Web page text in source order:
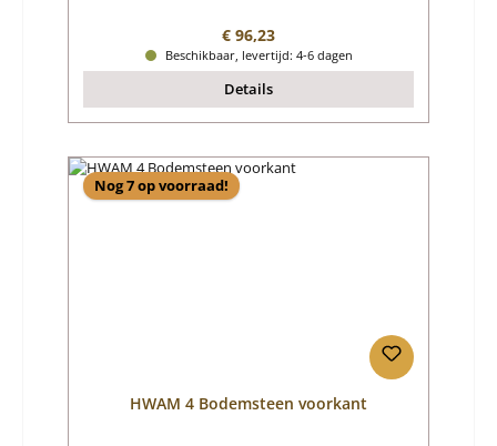
Normale prijs:
€ 96,23
Beschikbaar, levertijd: 4-6 dagen
Details
Nog 7 op voorraad!
HWAM 4 Bodemsteen voorkant